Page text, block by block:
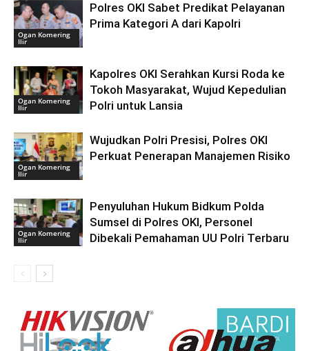
Ogan Komering
Ilir
Polres OKI Sabet Predikat Pelayanan
Prima Kategori A dari Kapolri
Ogan Komering
Ilir
Kapolres OKI Serahkan Kursi Roda ke
Tokoh Masyarakat, Wujud Kepedulian
Polri untuk Lansia
Ogan Komering
Ilir
Wujudkan Polri Presisi, Polres OKI
Perkuat Penerapan Manajemen Risiko
Ogan Komering
Ilir
Penyuluhan Hukum Bidkum Polda
Sumsel di Polres OKI, Personel
Dibekali Pemahaman UU Polri Terbaru